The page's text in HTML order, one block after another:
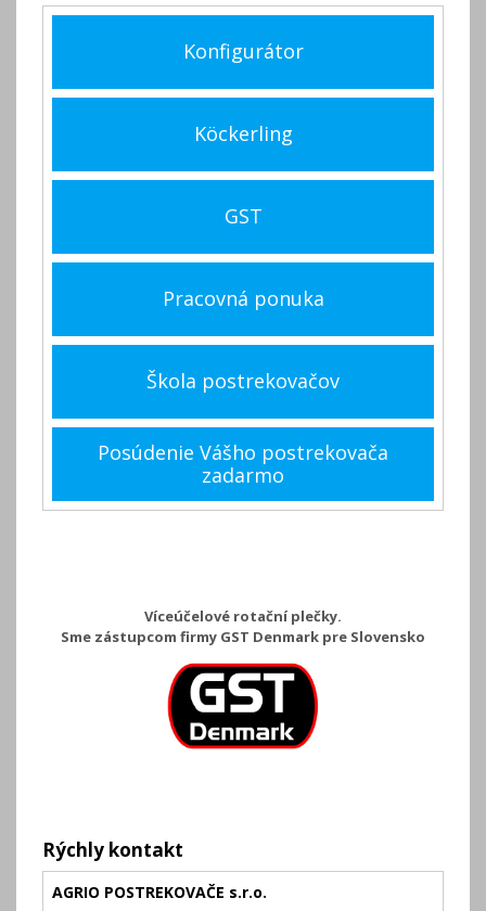
Konfigurátor
Köckerling
GST
Pracovná ponuka
Škola postrekovačov
Posúdenie Vášho postrekovača
zadarmo
Víceúčelové rotační plečky.
Sme zástupcom firmy GST Denmark pre Slovensko
Rýchly kontakt
AGRIO POSTREKOVAČE s.r.o.